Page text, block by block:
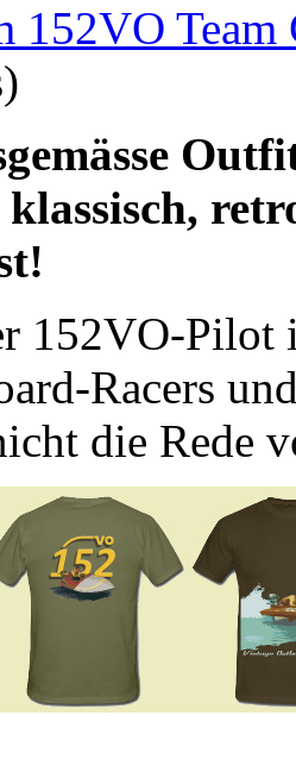
152VO
152VO-Pilot
Racers
die Rede